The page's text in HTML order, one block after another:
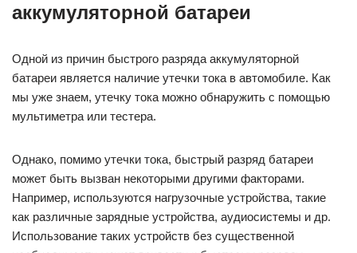
аккумуляторной батареи
Одной из причин быстрого разряда аккумуляторной
батареи является наличие утечки тока в автомобиле. Как
мы уже знаем, утечку тока можно обнаружить с помощью
мультиметра или тестера.
Однако, помимо утечки тока, быстрый разряд батареи
может быть вызван некоторыми другими факторами.
Например, используются нагрузочные устройства, такие
как различные зарядные устройства, аудиосистемы и др.
Использование таких устройств без существенной